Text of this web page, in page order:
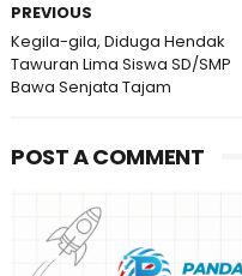
PREVIOUS
Kegila-gila, Diduga Hendak
Tawuran Lima Siswa SD/SMP
Bawa Senjata Tajam
POST A COMMENT